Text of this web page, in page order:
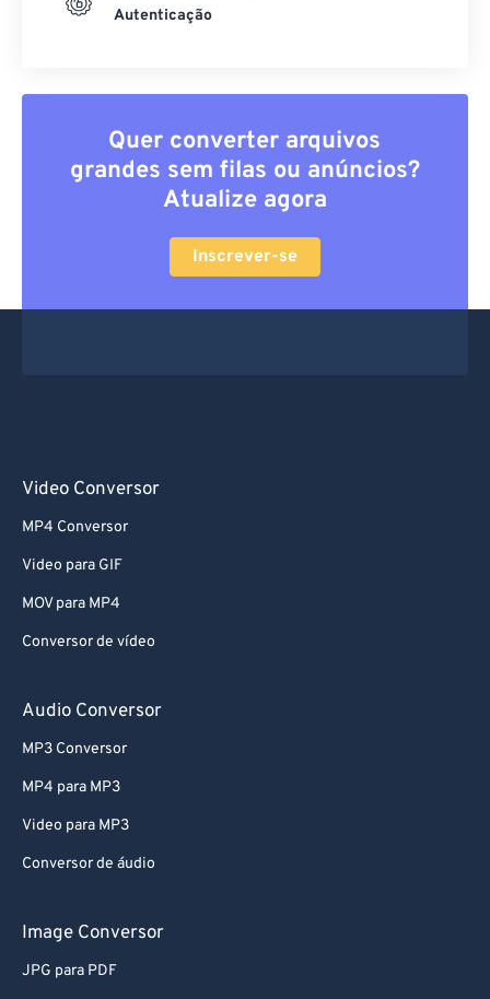
Autenticação
Quer converter arquivos
grandes sem filas ou anúncios?
Atualize agora
Inscrever-se
Video Conversor
MP4 Conversor
Video para GIF
MOV para MP4
Conversor de vídeo
Audio Conversor
MP3 Conversor
MP4 para MP3
Video para MP3
Conversor de áudio
Image Conversor
JPG para PDF